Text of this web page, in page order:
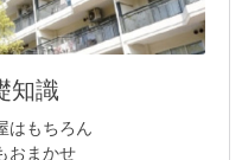
知識
はもちろん
おまかせ